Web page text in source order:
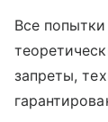
Все
запреты,